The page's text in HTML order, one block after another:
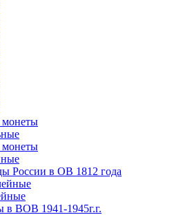
России в ОВ 1812 года
в ВОВ 1941-1945г.г.